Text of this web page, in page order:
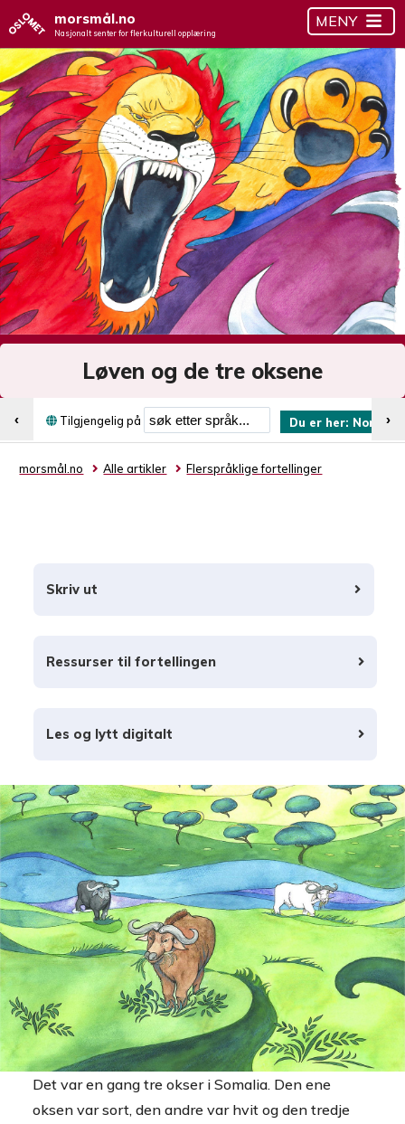
morsmål.no
Nasjonalt senter for flerkulturell opplæring
MENY
Løven og de tre oksene
Tilgjengelig på
Søk etter språk
Du er her: Norsk
‹ ›
morsmål.no Alle artikler Flerspråklige fortellinger
Skriv ut
Ressurser til fortellingen
Les og lytt digitalt
Det var en gang tre okser i Somalia. Den ene
oksen var sort, den andre var hvit og den tredje